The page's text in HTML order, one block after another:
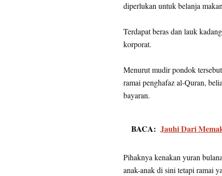
diperlukan untuk belanja
Terdapat beras dan lauk
korporat.
Menurut mudir pondok
ramai penghafaz al-Quran,
bayaran.
BACA: Jauhi Dari
Pihaknya kenakan yuran
anak-anak di sini tetapi ramai